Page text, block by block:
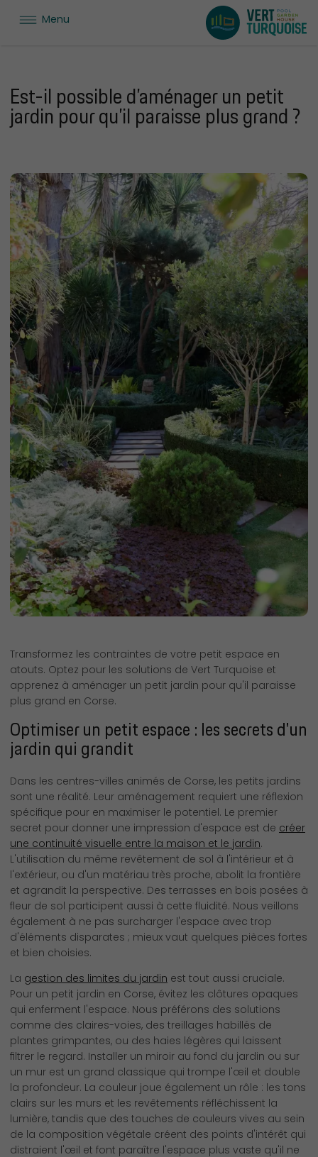
Menu
Est-il possible d’aménager un petit
jardin pour qu’il paraisse plus grand ?
Transformez les contraintes de votre petit espace en
atouts. Optez pour les solutions de Vert Turquoise et
apprenez à aménager un petit jardin pour qu'il paraisse
plus grand en Corse.
Optimiser un petit espace : les secrets d'un
jardin qui grandit
Dans les centres-villes animés de Corse, les petits jardins
sont une réalité. Leur aménagement requiert une réflexion
spécifique pour en maximiser le potentiel. Le premier
secret pour donner une impression d'espace est de créer
une continuité visuelle entre la maison et le jardin.
L'utilisation du même revêtement de sol à l'intérieur et à
l'extérieur, ou d'un matériau très proche, abolit la frontière
et agrandit la perspective. Des terrasses en bois posées à
fleur de sol participent aussi à cette fluidité. Nous veillons
également à ne pas surcharger l'espace avec trop
d'éléments disparates ; mieux vaut quelques pièces fortes
et bien choisies.
La gestion des limites du jardin est tout aussi cruciale.
Pour un petit jardin en Corse, évitez les clôtures opaques
qui enferment l'espace. Nous préférons des solutions
comme des claires-voies, des treillages habillés de
plantes grimpantes, ou des haies légères qui laissent
filtrer le regard. Installer un miroir au fond du jardin ou sur
un mur est un grand classique qui trompe l'œil et double
la profondeur. La couleur joue également un rôle : les tons
clairs sur les murs et les revêtements réfléchissent la
lumière, tandis que des touches de couleurs vives au sein
de la composition végétale créent des points d'intérêt qui
distraient l'œil et font paraître l'espace plus vaste qu'il ne